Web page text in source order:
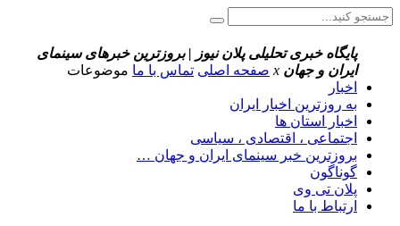
پایگاه خبری تحلیلی پلان نیوز | بروزترین خبرهای سینمای
ایران و جهان x صفحه اصلی تماس با ما موضوعات
اخبار
به روزترین اخبار ایران
اخبار استان ها
اجتماعی ، اقتصادی ، سیاسی
بروزترین خبر سینمای ایران و جهان …
گوناگون
پلان تی وی
ارتباط با ما